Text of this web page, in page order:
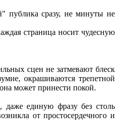
публика сразу, не минуты не
страница носит чудесную
сцен не затмевают блеск
окрашиваются трепетной
может принести покой.
даже единую фразу без столь
от простосердечного и